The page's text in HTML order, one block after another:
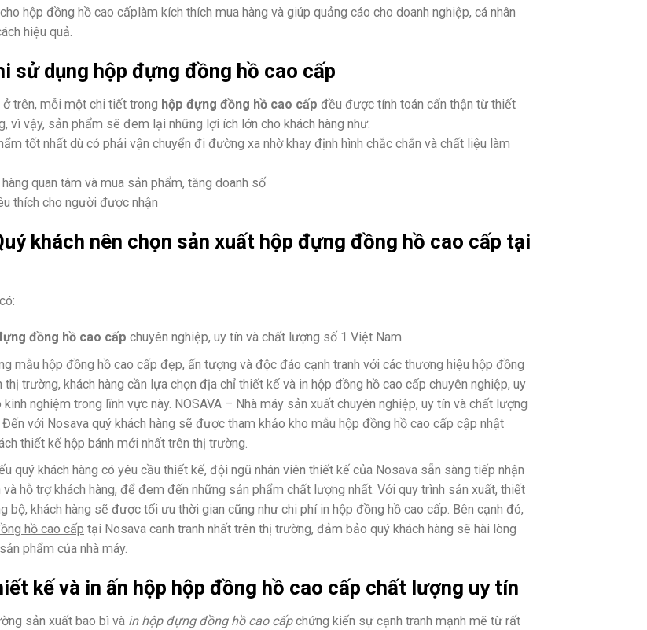
hộp đồng hồ cao cấplàm kích thích mua hàng và giúp quảng cáo cho doanh nghiệp, cá nhân
hiệu quả.
sử dụng hộp đựng đồng hồ cao cấp
trên, mỗi một chi tiết trong hộp đựng đồng hồ cao cấp đều được tính toán cẩn thận từ thiết
vì vậy, sản phẩm sẽ đem lại những lợi ích lớn cho khách hàng như:
tốt nhất dù có phải vận chuyển đi đường xa nhờ khay định hình chắc chắn và chất liệu làm
hàng quan tâm và mua sản phẩm, tăng doanh số
thích cho người được nhận
khách nên chọn sản xuất hộp đựng đồng hồ cao cấp tại
đồng hồ cao cấp chuyên nghiệp, uy tín và chất lượng số 1 Việt Nam
mẫu hộp đồng hồ cao cấp đẹp, ấn tượng và độc đáo cạnh tranh với các thương hiệu hộp đồng
thị trường, khách hàng cần lựa chọn địa chỉ thiết kế và in hộp đồng hồ cao cấp chuyên nghiệp, uy
nghiệm trong lĩnh vực này. NOSAVA – Nhà máy sản xuất chuyên nghiệp, uy tín và chất lượng
với Nosava quý khách hàng sẽ được tham khảo kho mẫu hộp đồng hồ cao cấp cập nhật
thiết kế hộp bánh mới nhất trên thị trường.
quý khách hàng có yêu cầu thiết kế, đội ngũ nhân viên thiết kế của Nosava sẵn sàng tiếp nhận
và hỗ trợ khách hàng, để đem đến những sản phẩm chất lượng nhất. Với quy trình sản xuất, thiết
bộ, khách hàng sẽ được tối ưu thời gian cũng như chi phí in hộp đồng hồ cao cấp. Bên cạnh đó,
hồ cao cấp tại Nosava canh tranh nhất trên thị trường, đảm bảo quý khách hàng sẽ hài lòng
phẩm của nhà máy.
kế và in ấn hộp hộp đồng hồ cao cấp chất lượng uy tín
sản xuất bao bì và in hộp đựng đồng hồ cao cấpchứng kiến sự cạnh tranh mạnh mẽ từ rất